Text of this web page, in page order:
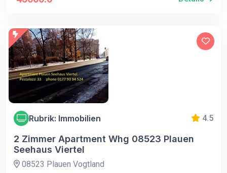
Rubrik: Immobilien 4.5
2 Zimmer Apartment Whg 08523 Plauen
Seehaus Viertel
08523 Plauen Vogtland